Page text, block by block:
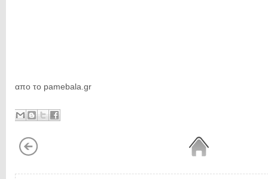
απο το pamebala.gr